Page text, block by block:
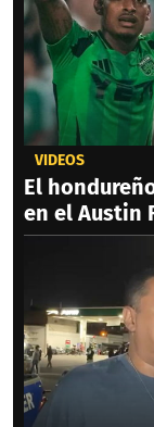
VIDEOS
El
en el Austin